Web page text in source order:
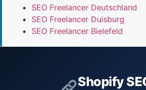
SEO Freelancer Deutschland
SEO Freelancer Duisburg
SEO Freelancer Bielefeld
Shopify